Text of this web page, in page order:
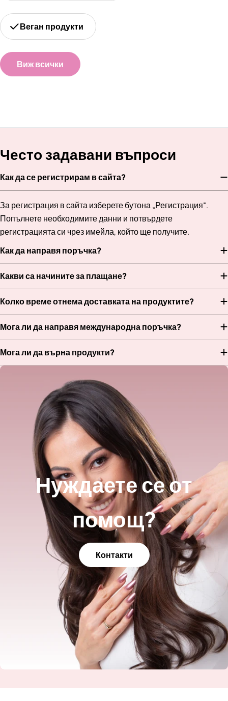
Веган продукти
Виж всички
Нуждаете се от
помощ?
Контакти
Често задавани въпроси
Как да се регистрирам в сайта?
За регистрация в сайта изберете бутона „Регистрация“.
Попълнете необходимите данни и потвърдете
регистрацията си чрез имейла, който ще получите.
Как да направя поръчка?
Какви са начините за плащане?
Колко време отнема доставката на продуктите?
Мога ли да направя международна поръчка?
Мога ли да върна продукти?